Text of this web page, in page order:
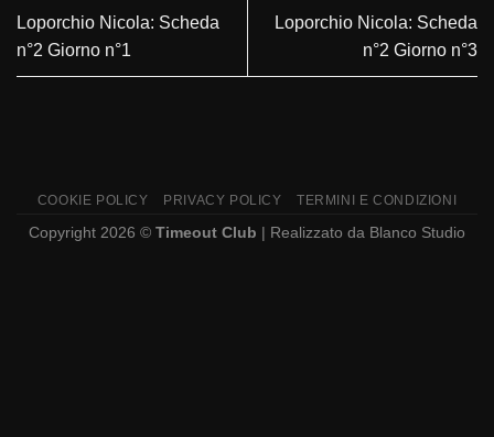
Loporchio Nicola: Scheda
n°2 Giorno n°1
Loporchio Nicola: Scheda
n°2 Giorno n°3
COOKIE POLICY PRIVACY POLICY TERMINI E CONDIZIONI
Copyright 2026 © Timeout Club | Realizzato da Blanco Studio